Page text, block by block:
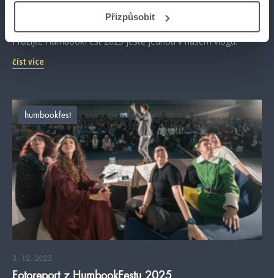
Přizpůsobit
Nejlepší den v Humbook roce, nejvíc young adult knihomolů
na jednom místě, skvělé cosplaye, úžasní autoři, stovky
podepsaných knih, hromada milých setkání a zážitků 🤩❤️
Prožijte HumbookFest 2025 ještě jednou v našem vlogu.
číst více
humbookfest
3. 12. 2025
Fotoreport z HumbookFestu 2025